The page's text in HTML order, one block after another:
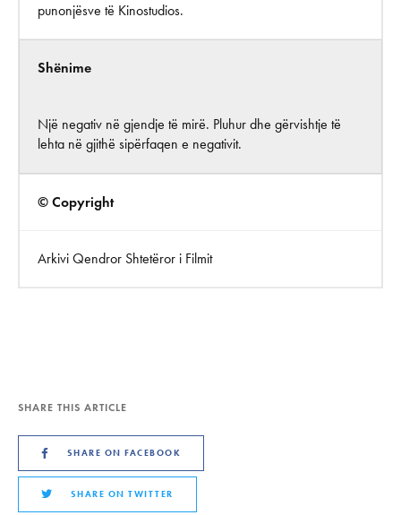
punonjësve të Kinostudios.
Shënime
Një negativ në gjendje të mirë. Pluhur dhe gërvishtje të
lehta në gjithë sipërfaqen e negativit.
© Copyright
Arkivi Qendror Shtetëror i Filmit
SHARE THIS ARTICLE
SHARE ON FACEBOOK
SHARE ON TWITTER